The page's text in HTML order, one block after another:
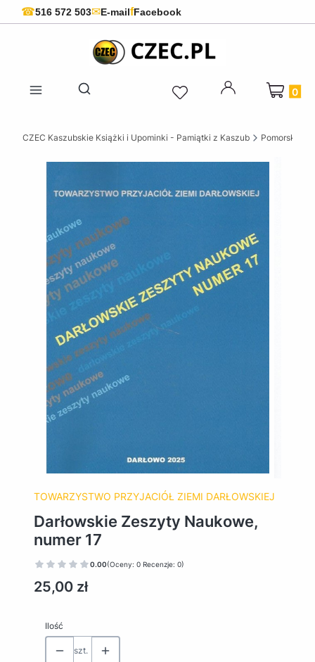
☎516 572 503✉E-mailfFacebook
Otwórz wyszukiwarkę
Produkty
CZEC Kaszubskie Książki i Upominki - Pamiątki z Kaszub Pomorskie
TOWARZYSTWO PRZYJACIÓŁ ZIEMI DARŁOWSKIEJ
Darłowskie Zeszyty Naukowe,
numer 17
0.00(Oceny: 0 Recenzje: 0)
Cena
25,00 zł
Ilość
szt.